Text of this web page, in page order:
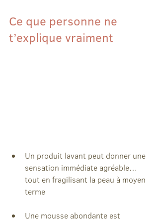
Ce que personne ne
t’explique vraiment
Un produit lavant peut donner une
sensation immédiate agréable…
tout en fragilisant la peau à moyen
terme
Une mousse abondante est